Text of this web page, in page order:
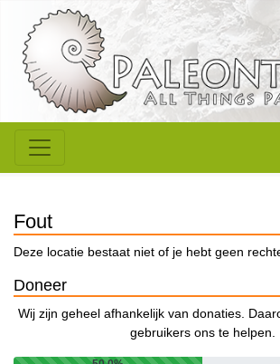
Fout
Deze locatie bestaat niet of je hebt geen
Doneer
Wij zijn geheel afhankelijk van donaties.
gebruikers ons te helpen.